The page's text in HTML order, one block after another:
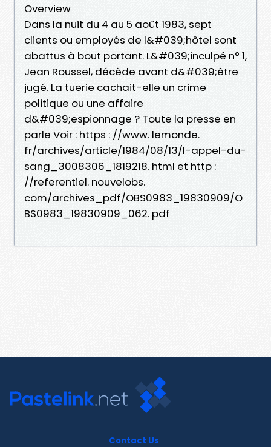
Overview
Dans la nuit du 4 au 5 août 1983, sept
clients ou employés de l&#039;hôtel sont
abattus à bout portant. L&#039;inculpé n° 1,
Jean Roussel, décède avant d&#039;être
jugé. La tuerie cachait-elle un crime
politique ou une affaire
d&#039;espionnage ? Toute la presse en
parle Voir : https : //www. lemonde.
fr/archives/article/1984/08/13/l-appel-du-
sang_3008306_1819218. html et http :
//referentiel. nouvelobs.
com/archives_pdf/OBS0983_19830909/O
BS0983_19830909_062. pdf
Contact Us